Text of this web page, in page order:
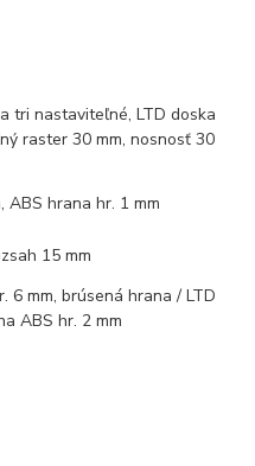
tri nastaviteľné, LTD doska
raster 30 mm, nosnosť 30
ABS hrana hr. 1 mm
15 mm
6 mm, brúsená hrana / LTD
ABS hr. 2 mm